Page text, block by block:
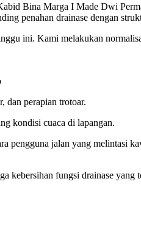
Bina Marga I Made Dwi
penahan drainase dengan
ini. Kami melakukan
dan perapian trotoar.
kondisi cuaca di lapangan.
pengguna jalan yang melintasi
kebersihan fungsi drainase